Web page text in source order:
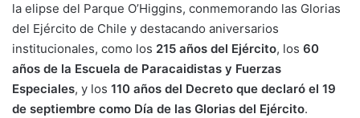
la elipse del Parque O’Higgins, conmemorando las Glorias
del Ejército de Chile y destacando aniversarios
institucionales, como los 215 años del Ejército, los 60
años de la Escuela de Paracaidistas y Fuerzas
Especiales, y los 110 años del Decreto que declaró el 19
de septiembre como Día de las Glorias del Ejército.